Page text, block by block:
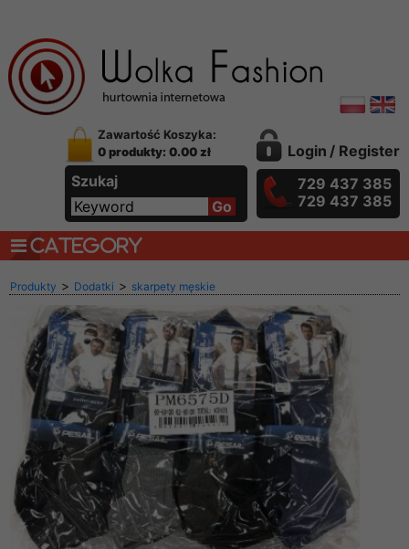
Zawartość Koszyka:
0 produkty: 0.00 zł
Szukaj
Login / Register
729 437 385
729 437 385
CATEGORY
Produkty > Dodatki > skarpety męskie